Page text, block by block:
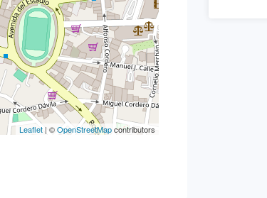
Leaflet | ©OpenStreetMapcontributors